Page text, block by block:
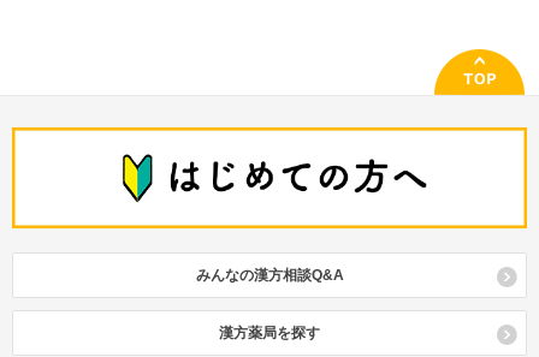
みんなの漢方相談Q&A
漢方薬局を探す